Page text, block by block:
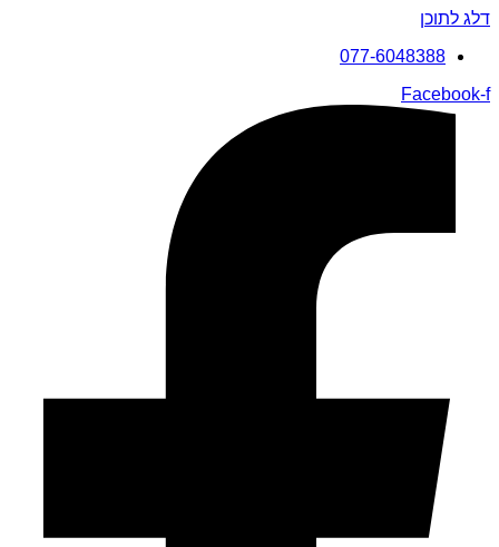
דלג לתוכן
077-6048388
Facebook-f